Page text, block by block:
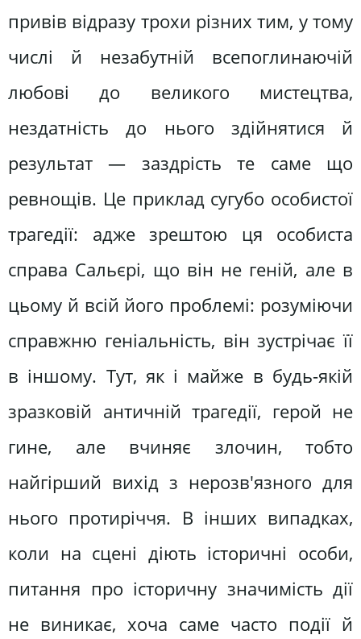
привів відразу трохи різних тим, у тому
числі й незабутній всепоглинаючій
любові до великого мистецтва,
нездатність до нього здійнятися й
результат — заздрість те саме що
ревнощів. Це приклад сугубо особистої
трагедії: адже зрештою ця особиста
справа Сальєрі, що він не геній, але в
цьому й всій його проблемі: розуміючи
справжню геніальність, він зустрічає її
в іншому. Тут, як і майже в будь-якій
зразковій античній трагедії, герой не
гине, але вчиняє злочин, тобто
найгірший вихід з нерозв'язного для
нього протиріччя. В інших випадках,
коли на сцені діють історичні особи,
питання про історичну значимість дії
не виникає, хоча саме часто події й